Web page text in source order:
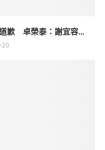
歉 卓榮泰：謝宜容...
20